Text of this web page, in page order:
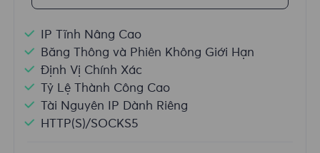
IP Tĩnh Nâng Cao
Băng Thông và Phiên Không Giới Hạn
Định Vị Chính Xác
Tỷ Lệ Thành Công Cao
Tài Nguyên IP Dành Riêng
HTTP(S)/SOCKS5